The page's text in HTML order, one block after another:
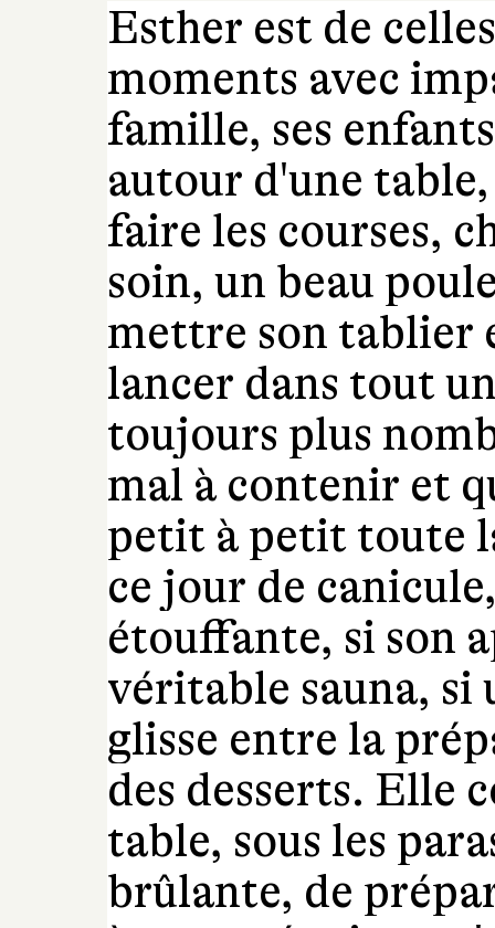
Esther est de
moments avec
famille, ses
autour d'une table,
faire les courses,
soin, un beau
mettre son tablier
lancer dans tout
toujours plus
mal à contenir et
petit à petit toute
ce jour de
étouffante, si son
véritable sauna, si
glisse entre la
des desserts. Elle
table, sous les
brûlante, de